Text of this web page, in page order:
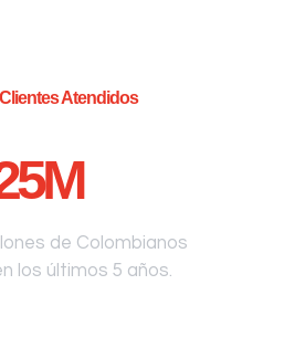
Atendidos
M
de Colombianos
los últimos 5 años.